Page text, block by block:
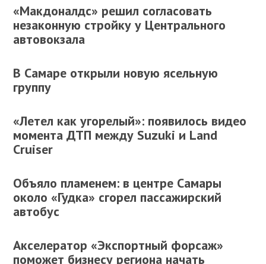
«Макдоналдс» решил согласовать
незаконную стройку у Центрального
автовокзала
В Самаре открыли новую ясельную
группу
«Летел как угорелый»: появилось видео
момента ДТП между Suzuki и Land
Cruiser
Объяло пламенем: в центре Самары
около «Гудка» сгорел пассажирский
автобус
Акселератор «Экспортный форсаж»
поможет бизнесу региона начать